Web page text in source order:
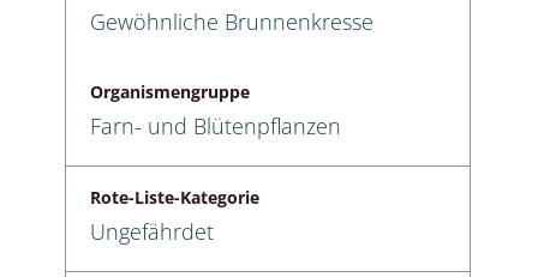
Gewöhnliche Brunnenkresse
Organismengruppe
Farn- und Blütenpflanzen
Rote-Liste-Kategorie
Ungefährdet